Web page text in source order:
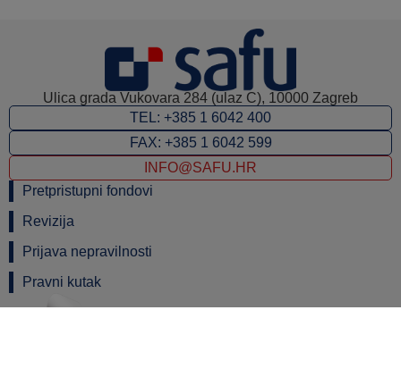
Ulica grada Vukovara 284 (ulaz C), 10000 Zagreb
TEL: +385 1 6042 400
FAX: +385 1 6042 599
INFO@SAFU.HR
Pretpristupni fondovi
Revizija
Prijava nepravilnosti
Pravni kutak